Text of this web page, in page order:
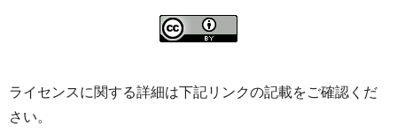
ライセンスに関する詳細は下記リンクの記載をご確認くだ
さい。